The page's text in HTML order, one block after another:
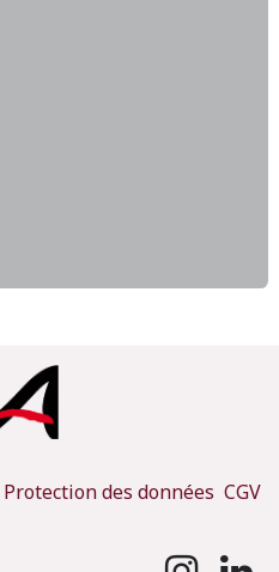
Protection des données CGV